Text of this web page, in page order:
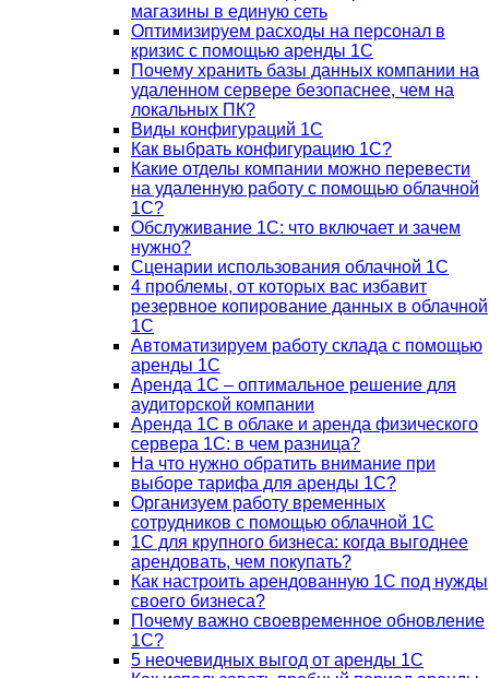
магазины в единую сеть
Оптимизируем расходы на персонал в
кризис с помощью аренды 1С
Почему хранить базы данных компании на
удаленном сервере безопаснее, чем на
локальных ПК?
Виды конфигураций 1С
Как выбрать конфигурацию 1С?
Какие отделы компании можно перевести
на удаленную работу с помощью облачной
1С?
Обслуживание 1С: что включает и зачем
нужно?
Сценарии использования облачной 1С
4 проблемы, от которых вас избавит
резервное копирование данных в облачной
1С
Автоматизируем работу склада с помощью
аренды 1С
Аренда 1С – оптимальное решение для
аудиторской компании
Аренда 1С в облаке и аренда физического
сервера 1С: в чем разница?
На что нужно обратить внимание при
выборе тарифа для аренды 1С?
Организуем работу временных
сотрудников с помощью облачной 1С
1С для крупного бизнеса: когда выгоднее
арендовать, чем покупать?
Как настроить арендованную 1С под нужды
своего бизнеса?
Почему важно своевременное обновление
1С?
5 неочевидных выгод от аренды 1С